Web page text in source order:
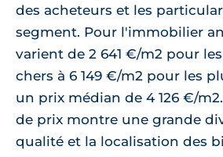
des acheteurs et les
segment. Pour l'immobilier
varient de 2 641 €/m2 pour
chers à 6 149 €/m2 pour les
un prix médian de 4 126 €/
de prix montre une grande
qualité et la localisation des